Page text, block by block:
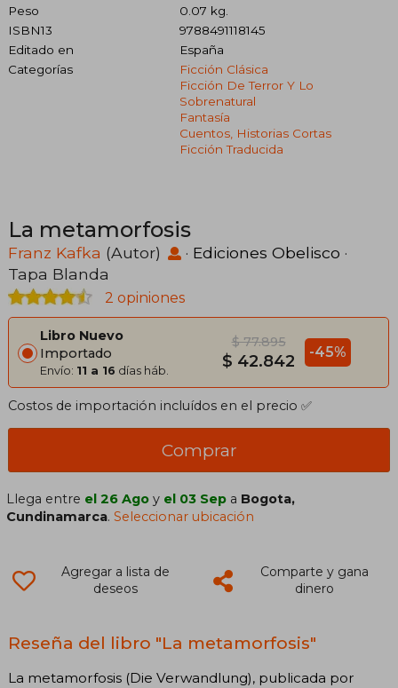
Peso
0.07 kg.
ISBN13
9788491118145
Editado en
España
Categorías
Ficción Clásica
Ficción De Terror Y Lo
Sobrenatural
Fantasía
Cuentos, Historias Cortas
Ficción Traducida
La metamorfosis
Franz Kafka (Autor) · Ediciones Obelisco ·
Tapa Blanda
2 opiniones
Libro Nuevo
Importado
Envío: 11 a 16 días háb.
$ 77.895
$ 42.842 -45%
Costos de importación incluídos en el precio ✅
Comprar
Llega entre el 26 Ago y el 03 Sep a Bogota,
Cundinamarca.Seleccionar ubicación
Agregar a lista de
deseos
Comparte y gana
dinero
Reseña del libro "La metamorfosis"
La metamorfosis (Die Verwandlung), publicada por